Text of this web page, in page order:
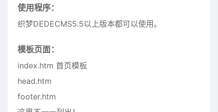
使用程序：
织梦DEDECMS5.5以上版本都可以使用。
模板页面：
index.htm 首页模板
head.htm
footer.htm